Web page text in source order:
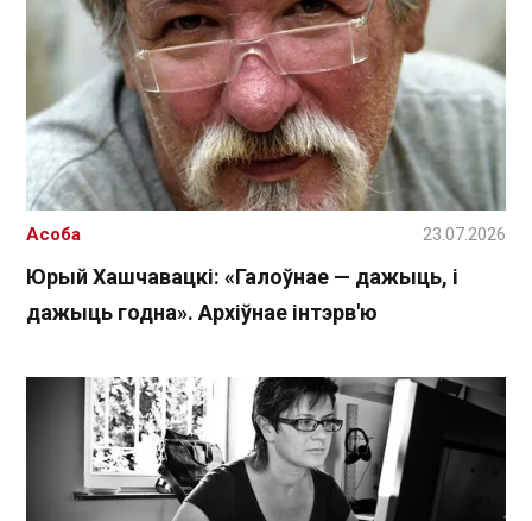
Юрый Хашчавацкі: «Галоўнае — дажыць, і
дажыць годна». Архіўнае інтэрв'ю
Асоба 23.07.2026